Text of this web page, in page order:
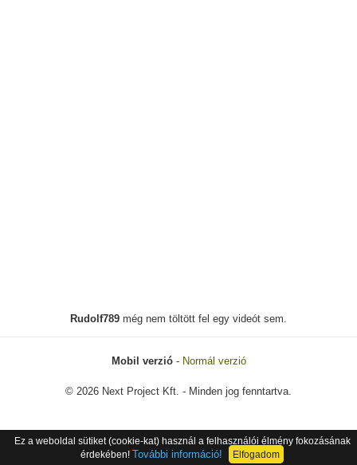
Rudolf789 még nem töltött fel egy videót sem.
Mobil verzió- Normál verzió
© 2026 Next Project Kft. - Minden jog fenntartva.
Ez a weboldal sütiket (cookie-kat) használ a felhasználói élmény fokozásának
érdekében! További információ! Elfogadom